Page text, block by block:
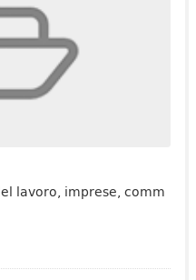
lavoro, imprese, comm